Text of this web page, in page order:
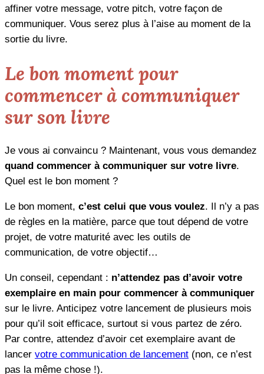
affiner votre message, votre pitch, votre façon de
communiquer. Vous serez plus à l’aise au moment de la
sortie du livre.
Le bon moment pour
commencer à communiquer
sur son livre
Je vous ai convaincu ? Maintenant, vous vous demandez
quand commencer à communiquer sur votre livre.
Quel est le bon moment ?
Le bon moment, c’est celui que vous voulez. Il n’y a pas
de règles en la matière, parce que tout dépend de votre
projet, de votre maturité avec les outils de
communication, de votre objectif…
Un conseil, cependant : n’attendez pas d’avoir votre
exemplaire en main pour commencer à communiquer
sur le livre. Anticipez votre lancement de plusieurs mois
pour qu’il soit efficace, surtout si vous partez de zéro.
Par contre, attendez d’avoir cet exemplaire avant de
lancer votre communication de lancement (non, ce n’est
pas la même chose !).